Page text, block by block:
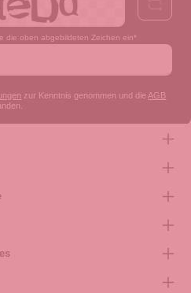
die oben abgebildeten Zeichen ein*
zur Kenntnis genommen und die AGB